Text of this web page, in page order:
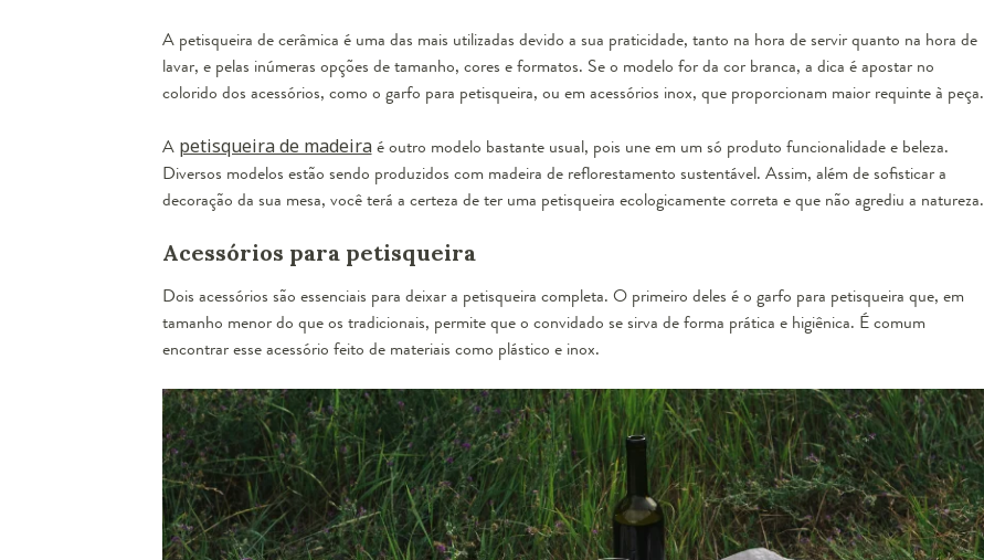
A petisqueira de cerâmica é uma das mais utilizadas devido a sua praticidade, tanto na hora de servir quanto na hora de
lavar, e pelas inúmeras opções de tamanho, cores e formatos. Se o modelo for da cor branca, a dica é apostar no
colorido dos acessórios, como o garfo para petisqueira, ou em acessórios inox, que proporcionam maior requinte à peça.
A petisqueira de madeiraé outro modelo bastante usual, pois une em um só produto funcionalidade e beleza.
Diversos modelos estão sendo produzidos com madeira de reflorestamento sustentável. Assim, além de sofisticar a
decoração da sua mesa, você terá a certeza de ter uma petisqueira ecologicamente correta e que não agrediu a natureza.
Acessórios para petisqueira
Dois acessórios são essenciais para deixar a petisqueira completa. O primeiro deles é o garfo para petisqueira que, em
tamanho menor do que os tradicionais, permite queo convidado se sirva de forma prática e higiênica. É comum
encontrar esse acessório feito de materiais como plástico e inox.